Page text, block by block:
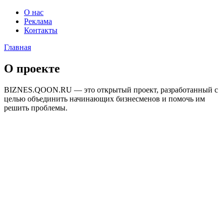
О нас
Реклама
Контакты
Главная
О проекте
BIZNES.QOON.RU — это открытый проект, разработанный с
целью объединить начинающих бизнесменов и помочь им
решить проблемы.